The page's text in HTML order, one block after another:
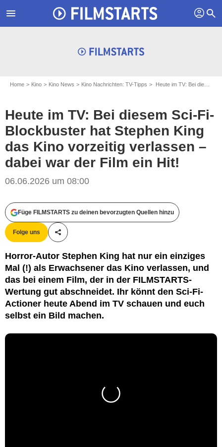
menu profil search
Home Kino Kino News Kino Nachrichten: TV-Tipps Heute im TV: Bei diesem Sci-Fi-Blockbuster hat Stephen King das Kino vorzeitig verlassen – dabei war der Film ein Hit!
Heute im TV: Bei diesem Sci-Fi-
Blockbuster hat Stephen King
das Kino vorzeitig verlassen –
dabei war der Film ein Hit!
06.06.2026 um 08:00
Füge FILMSTARTS zu deinen bevorzugten Quellen hinzu
Folge uns
Teile diesen Artikel
Horror-Autor Stephen King hat nur ein einziges
Mal (!) als Erwachsener das Kino verlassen, und
das bei einem Film, der in der FILMSTARTS-
Wertung gut abschneidet. Ihr könnt den Sci-Fi-
Actioner heute Abend im TV schauen und euch
selbst ein Bild machen.